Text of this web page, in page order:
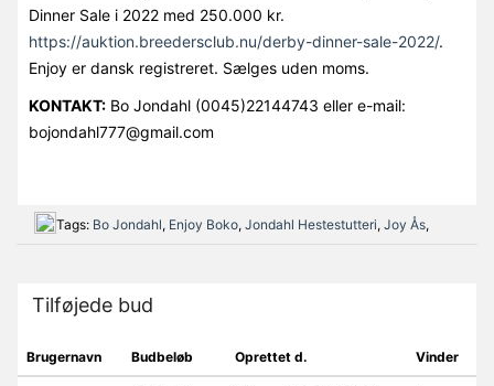
Dinner Sale i 2022 med 250.000 kr.
https://auktion.breedersclub.nu/derby-dinner-sale-2022/.
Enjoy er dansk registreret. Sælges uden moms.
KONTAKT:Bo Jondahl (0045)22144743 eller e-mail:
bojondahl777@gmail.com
Tags: Bo Jondahl, Enjoy Boko, Jondahl Hestestutteri, Joy Ås,
Tilføjede bud
Brugernavn Budbeløb Oprettet d. Vinder